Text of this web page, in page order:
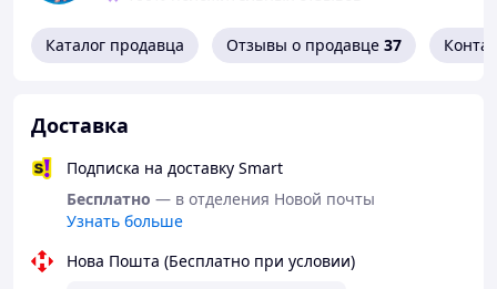
Каталог продавца Отзывы о продавце 37
Доставка
Подписка на доставку Smart
Бесплатно — в отделения Новой почты
Узнать больше
Нова Пошта (Бесплатно при условии)